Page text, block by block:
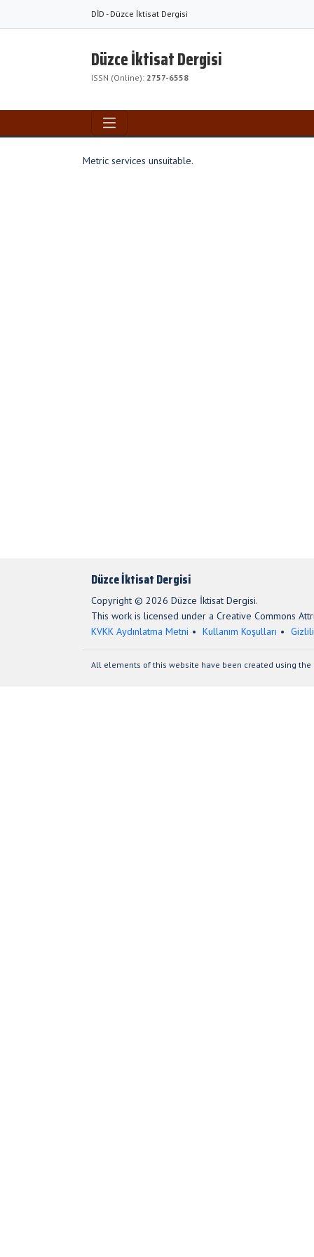
DİD - Düzce İktisat Dergisi
Düzce İktisat Dergisi
ISSN (Online): 2757-6558
Metric services unsuitable.
Düzce İktisat Dergisi
Copyright © 2026 Düzce İktisat Dergisi.
This work is licensed under a Creative Commons
KVKK Aydınlatma Metni
Kullanım Koşulları
All elements of this website have been created using the